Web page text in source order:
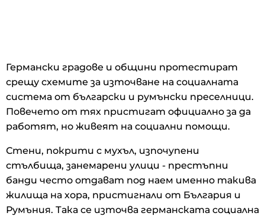
Германски градове и общини протестират
срещу схемите за източване на социалната
система от български и румънски преселници.
Повечето от тях пристигат официално за да
работят, но живеят на социални помощи.
Стени, покрити с мухъл, изпочупени
стълбища, занемарени улици - престъпни
банди често отдават под наем именно такива
жилища на хора, пристигнали от България и
Румъния. Така се източва германската социална